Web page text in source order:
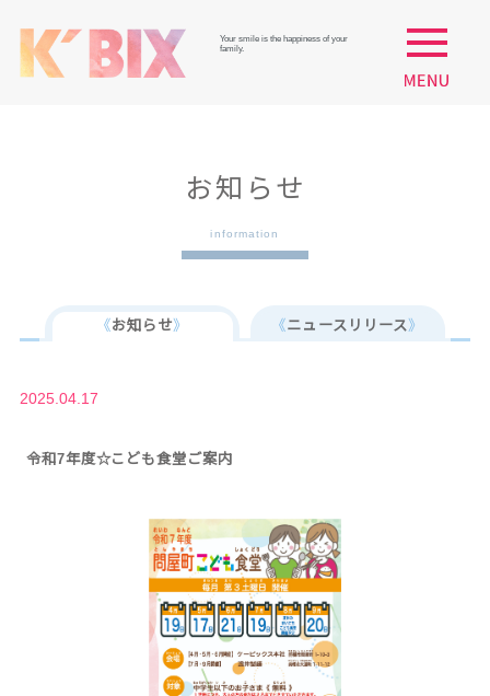
Your smile is the happiness of your
family.
お知らせ
information
《お知らせ》 《ニュースリリース》
2025.04.17
令和7年度☆こども食堂ご案内